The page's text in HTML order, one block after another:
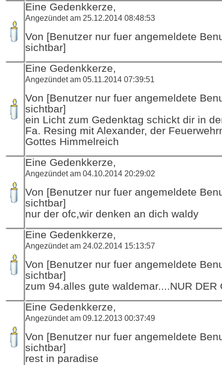
Eine Gedenkkerze,
Angezündet am 25.12.2014 08:48:53
Von [Benutzer nur fuer angemeldete
sichtbar]
Eine Gedenkkerze,
Angezündet am 05.11.2014 07:39:51
Von [Benutzer nur fuer angemeldete
sichtbar]
ein Licht zum Gedenktag schickt dir in
Fa. Resing mit Alexander, der
Gottes Himmelreich
Eine Gedenkkerze,
Angezündet am 04.10.2014 20:29:02
Von [Benutzer nur fuer angemeldete
sichtbar]
nur der ofc,wir denken an dich waldy
Eine Gedenkkerze,
Angezündet am 24.02.2014 15:13:57
Von [Benutzer nur fuer angemeldete
sichtbar]
zum 94.alles gute waldemar....NUR DER
Eine Gedenkkerze,
Angezündet am 09.12.2013 00:37:49
Von [Benutzer nur fuer angemeldete
sichtbar]
rest in paradise